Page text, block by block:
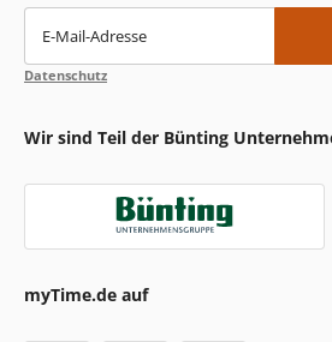
E-Mail-Adresse
Datenschutz
Wir sind Teil der Bünting
myTime.de auf